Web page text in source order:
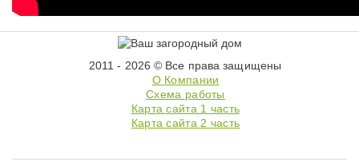
2011 - 2026 © Все права защищены
О Компании
Схема работы
Карта сайта 1 часть
Карта сайта 2 часть